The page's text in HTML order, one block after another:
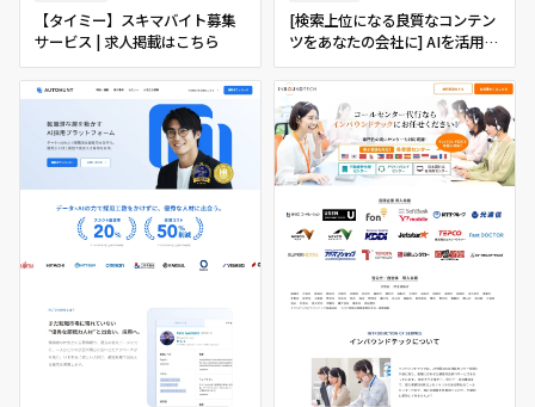
【タイミー】スキマバイト募集
サービス | 求人掲載はこちら
[検索上位になる良質なコンテン
ツをあなたの会社に] AIを活用し
たSEO記事制作代行｜スマート
SEO｜東京都